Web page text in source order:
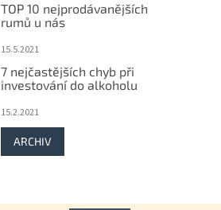
TOP 10 nejprodávanějších
rumů u nás
15.5.2021
7 nejčastějších chyb při
investování do alkoholu
15.2.2021
ARCHIV